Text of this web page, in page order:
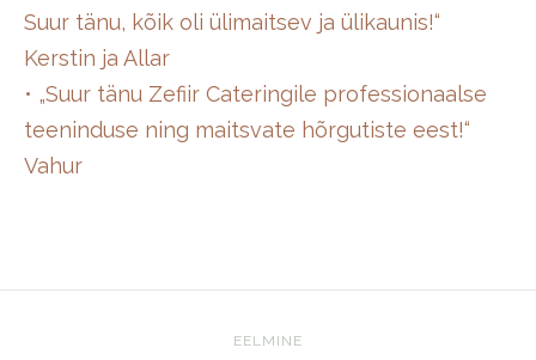
Suur tänu, kõik oli ülimaitsev ja ülikaunis!“
Kerstin ja Allar
• „Suur tänu Zefiir Cateringile professionaalse
teeninduse ning maitsvate hõrgutiste eest!“
Vahur
EELMINE